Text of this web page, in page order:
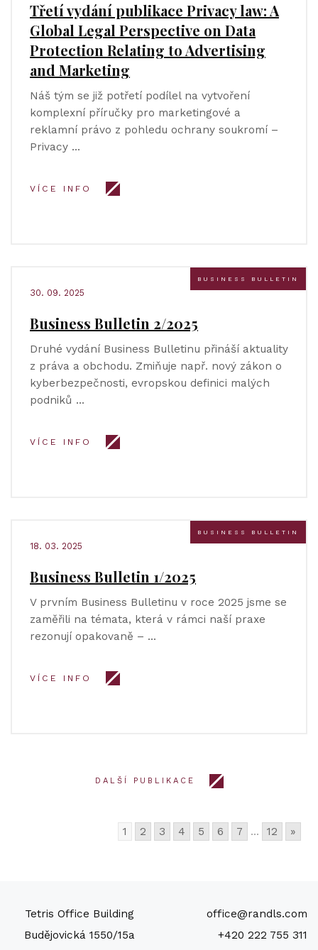
Třetí vydání publikace Privacy law: A
Global Legal Perspective on Data
Protection Relating to Advertising
and Marketing
Náš tým se již potřetí podílel na vytvoření
komplexní příručky pro marketingové a
reklamní právo z pohledu ochrany soukromí –
Privacy …
VÍCE INFO
BUSINESS BULLETIN
30. 09. 2025
Business Bulletin 2/2025
Druhé vydání Business Bulletinu přináší aktuality
z práva a obchodu. Zmiňuje např. nový zákon o
kyberbezpečnosti, evropskou definici malých
podniků …
VÍCE INFO
BUSINESS BULLETIN
18. 03. 2025
Business Bulletin 1/2025
V prvním Business Bulletinu v roce 2025 jsme se
zaměřili na témata, která v rámci naší praxe
rezonují opakovaně – …
VÍCE INFO
DALŠÍ PUBLIKACE
1 2 3 4 5 6 7 ... 12 »
Tetris Office Building
Budějovická 1550/15a
office@randls.com
+420 222 755 311